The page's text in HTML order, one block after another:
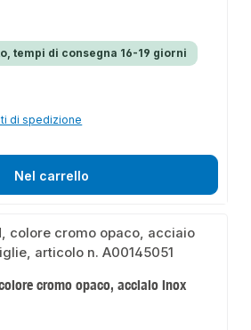
tempi di consegna 16-19 giorni
di spedizione
Nel carrello
cromo opaco, acciaio inox